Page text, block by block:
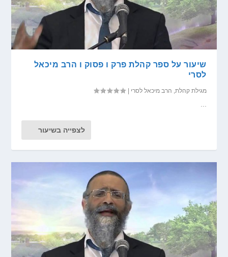
שיעור על ספר קהלת פרק ו פסוק ו הרב מיכאל
לסרי
מגילת קהלת הרב מיכאל לסרי |
לצפייה בשיעור